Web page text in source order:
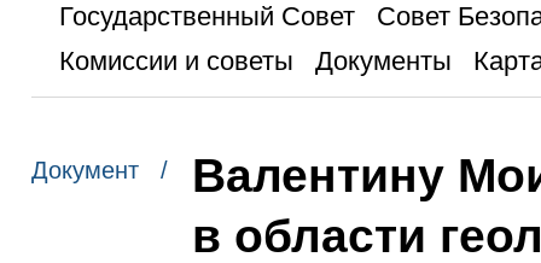
Государственный Совет
Совет
Комиссии и советы
Документы
Документ /
Валентину
в области